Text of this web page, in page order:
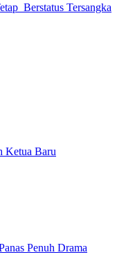
Berstatus Tersangka
Ketua Baru
Penuh Drama